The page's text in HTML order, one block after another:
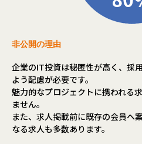
非公開の理由
企業のIT投資は秘匿性が高く、採
よう配慮が必要です。
魅力的なプロジェクトに携われる
ません。
また、求人掲載前に既存の会員へ
なる求人も多数あります。